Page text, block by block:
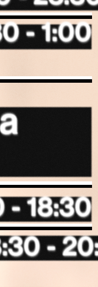
- 1:00
- 18:30
-